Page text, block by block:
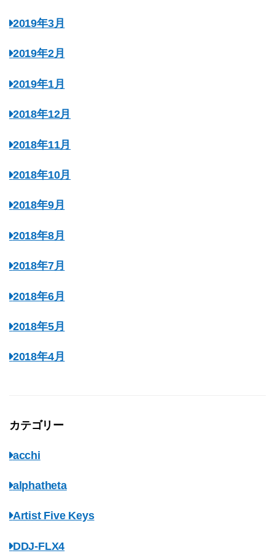
2019年3月
2019年2月
2019年1月
2018年12月
2018年11月
2018年10月
2018年9月
2018年8月
2018年7月
2018年6月
2018年5月
2018年4月
カテゴリー
acchi
alphatheta
Artist Five Keys
DDJ-FLX4